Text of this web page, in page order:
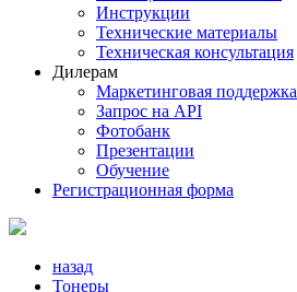
Инструкции
Технические материалы
Техническая консультация
Дилерам
Маркетинговая поддержка
Запрос на API
Фотобанк
Презентации
Обучение
Регистрационная форма
назад
Тонеры